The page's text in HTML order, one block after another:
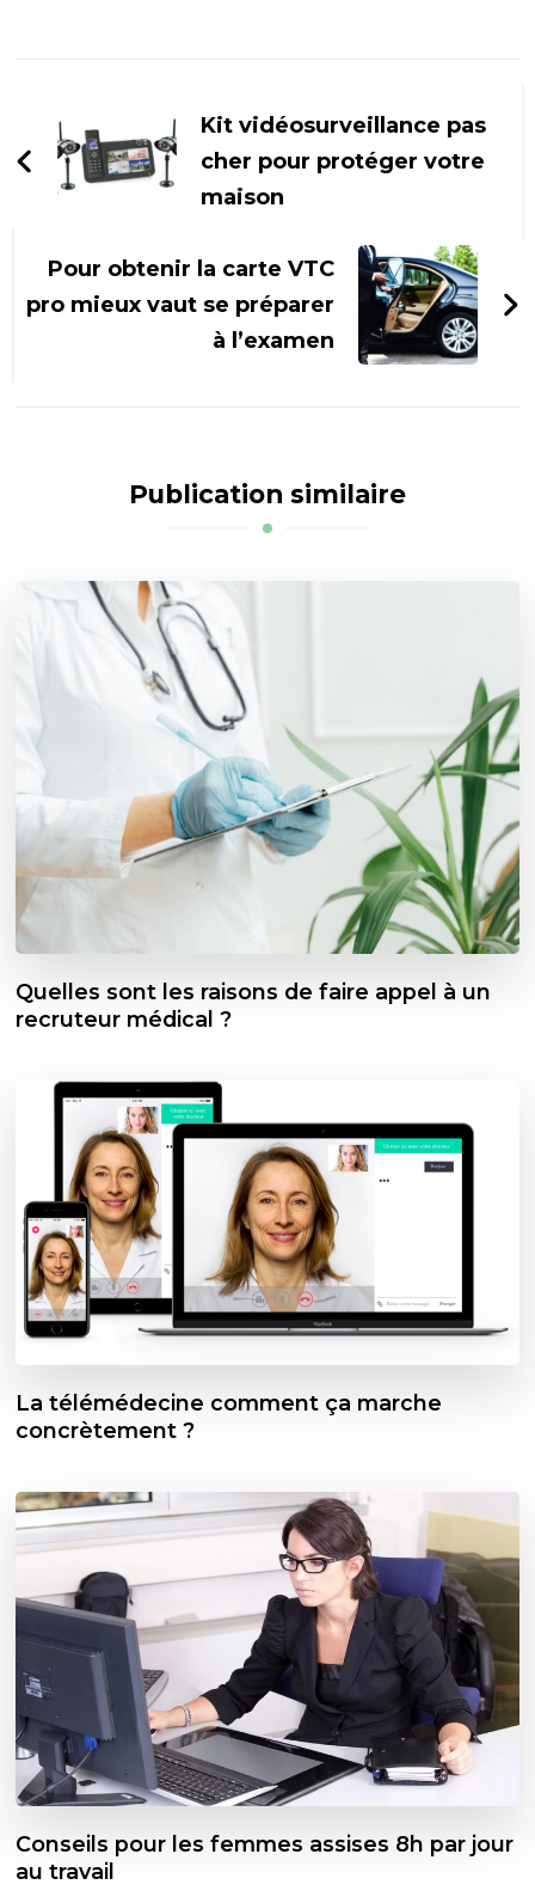
d'article
Kit vidéosurveillance pas
cher pour protéger votre
maison
Pour obtenir la carte VTC
pro mieux vaut se préparer
à l’examen
Publication similaire
Quelles sont les raisons de faire appel à un
recruteur médical ?
La télémédecine comment ça marche
concrètement ?
Conseils pour les femmes assises 8h par jour
au travail